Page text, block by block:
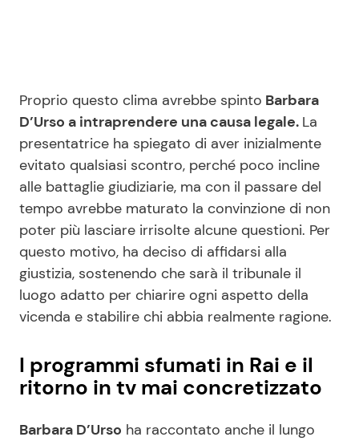
Proprio questo clima avrebbe spinto Barbara
D’Urso a intraprendere una causa legale. La
presentatrice ha spiegato di aver inizialmente
evitato qualsiasi scontro, perché poco incline
alle battaglie giudiziarie, ma con il passare del
tempo avrebbe maturato la convinzione di non
poter più lasciare irrisolte alcune questioni. Per
questo motivo, ha deciso di affidarsi alla
giustizia, sostenendo che sarà il tribunale il
luogo adatto per chiarire ogni aspetto della
vicenda e stabilire chi abbia realmente ragione.
I programmi sfumati in Rai e il
ritorno in tv mai concretizzato
Barbara D’Urso ha raccontato anche il lungo